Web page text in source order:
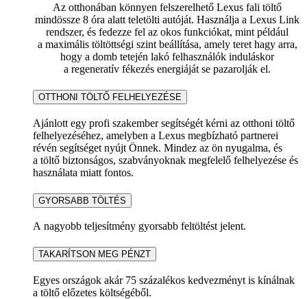
Az otthonában könnyen felszerelhető Lexus fali töltő
mindössze 8 óra alatt teletölti autóját. Használja a Lexus Link
rendszer, és fedezze fel az okos funkciókat, mint például
a maximális töltöttségi szint beállítása, amely teret hagy arra,
hogy a domb tetején lakó felhasználók induláskor
a regeneratív fékezés energiáját se pazarolják el.
OTTHONI TÖLTŐ FELHELYEZÉSE
Ajánlott egy profi szakember segítségét kérni az otthoni töltő
felhelyezéséhez, amelyben a Lexus megbízható partnerei
révén segítséget nyújt Önnek. Mindez az ön nyugalma, és
a töltő biztonságos, szabványoknak megfelelő felhelyezése és
használata miatt fontos.
GYORSABB TÖLTÉS
A nagyobb teljesítmény gyorsabb feltöltést jelent.
TAKARÍTSON MEG PÉNZT
Egyes országok akár 75 százalékos kedvezményt is kínálnak
a töltő előzetes költségéből.